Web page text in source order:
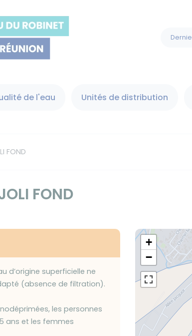
de l'eau Unités de distribution
FOND
FOND
d’origine superficielle ne
(absence de filtration).
les personnes
ans et les femmes
+
−